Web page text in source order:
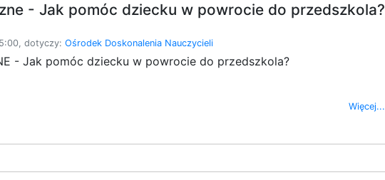
- Jak pomóc dziecku w powrocie do przedszkola?
dotyczy: Ośrodek Doskonalenia Nauczycieli
- Jak pomóc dziecku w powrocie do przedszkola?
Więcej...